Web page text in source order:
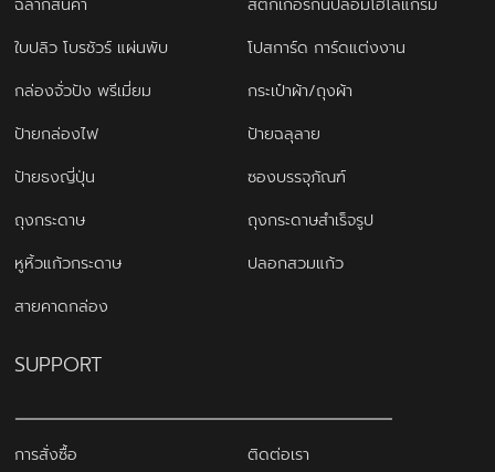
ใบปลิว โบรชัวร์ แผ่นพับ
โปสการ์ด การ์ดแต่งงาน
กล่องจั่วปัง พรีเมี่ยม
กระเป๋าผ้า/ถุงผ้า
ป้ายกล่องไฟ
ป้ายฉลุลาย
ป้ายธงญี่ปุ่น
ซองบรรจุภัณฑ์
ถุงกระดาษ
ถุงกระดาษสำเร็จรูป
หูหิ้วแก้วกระดาษ
ปลอกสวมแก้ว
สายคาดกล่อง
SUPPORT
การสั่งซื้อ
ติดต่อเรา